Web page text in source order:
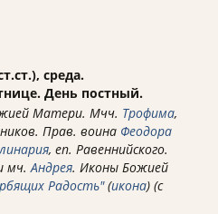
среда.
День постный.
Матери. Мчч. Трофима,
Прав. воина Феодора
, еп. Равеннийского.
мч.Андрея. Иконы Божией
Радость"(икона) (с